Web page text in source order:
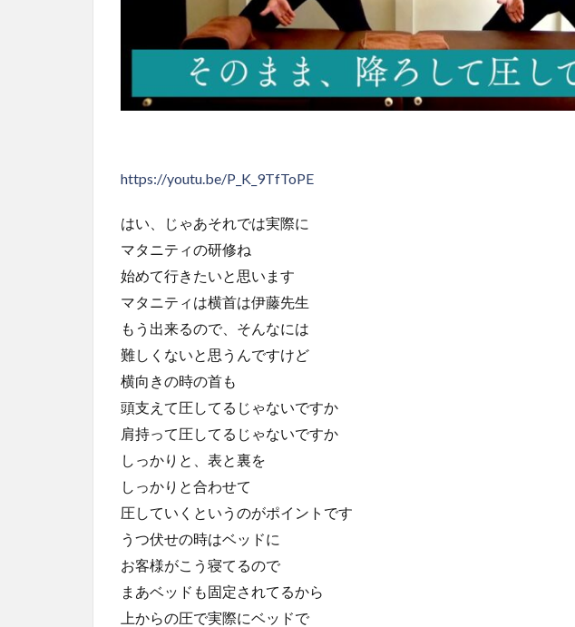
https://youtu.be/P_K_9TfToPE
はい、じゃあそれでは実際に
マタニティの研修ね
始めて行きたいと思います
マタニティは横首は伊藤先生
もう出来るので、そんなには
難しくないと思うんですけど
横向きの時の首も
頭支えて圧してるじゃないですか
肩持って圧してるじゃないですか
しっかりと、表と裏を
しっかりと合わせて
圧していくというのがポイントです
うつ伏せの時はベッドに
お客様がこう寝てるので
まあベッドも固定されてるから
上からの圧で実際にベッドで